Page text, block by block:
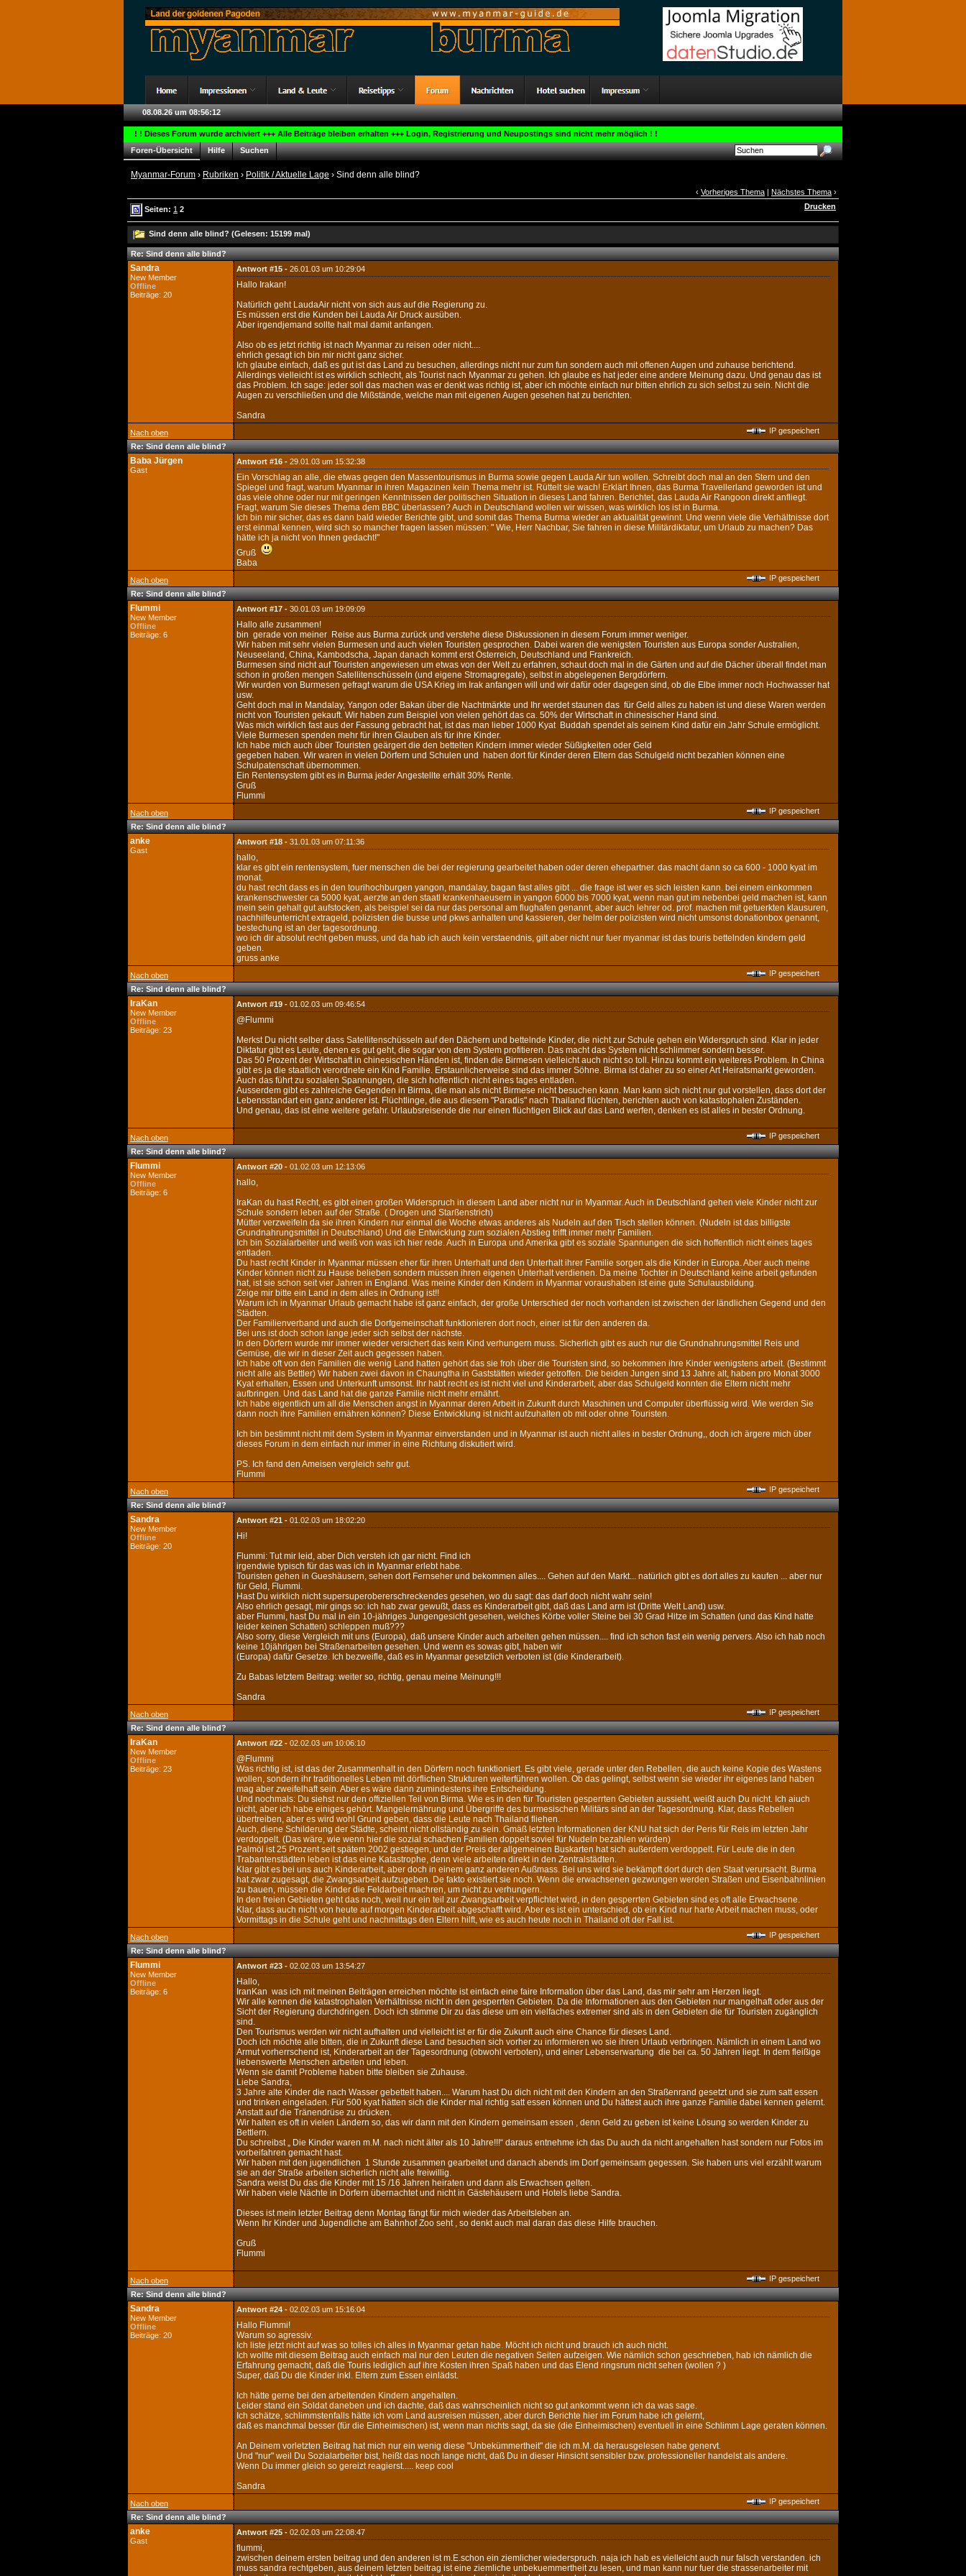
08.08.26 um 08:56:13
! ! Dieses Forum wurde archiviert +++ Alle Beiträge bleiben erhalten +++ Login, Registrierung und Neupostings sind nicht mehr möglich ! !
Foren-Übersicht
Hilfe Suchen
Myanmar-Forum › Rubriken › Politik / Aktuelle Lage › Sind denn alle blind?
‹ Vorheriges Thema | Nächstes Thema ›
Seiten: 1 2 Drucken
Sind denn alle blind? (Gelesen: 15199 mal)
Re: Sind denn alle blind?
Sandra
New Member
Offline
Beiträge: 20
Antwort #15 - 26.01.03 um 10:29:04
Hallo Irakan!
Natürlich geht LaudaAir nicht von sich aus auf die Regierung zu.
Es müssen erst die Kunden bei Lauda Air Druck ausüben.
Aber irgendjemand sollte halt mal damit anfangen.
Also ob es jetzt richtig ist nach Myanmar zu reisen oder nicht....
ehrlich gesagt ich bin mir nicht ganz sicher.
Ich glaube einfach, daß es gut ist das Land zu besuchen, allerdings nicht nur zum fun sondern auch mit offenen Augen und zuhause berichtend.
Allerdings vielleicht ist es wirklich schlecht, als Tourist nach Myanmar zu gehen. Ich glaube es hat jeder eine andere Meinung dazu. Und genau das ist
das Problem. Ich sage: jeder soll das machen was er denkt was richtig ist, aber ich möchte einfach nur bitten ehrlich zu sich selbst zu sein. Nicht die
Augen zu verschließen und die Mißstände, welche man mit eigenen Augen gesehen hat zu berichten.
Sandra
Nach oben
IP gespeichert
Re: Sind denn alle blind?
Baba Jürgen
Gast
Antwort #16 - 29.01.03 um 15:32:38
Ein Vorschlag an alle, die etwas gegen den Massentourismus in Burma sowie gegen Lauda Air tun wollen. Schreibt doch mal an den Stern und den
Spiegel und fragt, warum Myanmar in ihren Magazinen kein Thema mehr ist. Rüttelt sie wach! Erklärt Ihnen, das Burma Travellerland geworden ist und
das viele ohne oder nur mit geringen Kenntnissen der politischen Situation in dieses Land fahren. Berichtet, das Lauda Air Rangoon direkt anfliegt.
Fragt, warum Sie dieses Thema dem BBC überlassen? Auch in Deutschland wollen wir wissen, was wirklich los ist in Burma.
Ich bin mir sicher, das es dann bald wieder Berichte gibt, und somit das Thema Burma wieder an aktualität gewinnt. Und wenn viele die Verhältnisse dort
erst einmal kennen, wird sich so mancher fragen lassen müssen: " Wie, Herr Nachbar, Sie fahren in diese Militärdiktatur, um Urlaub zu machen? Das
hätte ich ja nicht von Ihnen gedacht!"
Gruß
Baba
Nach oben
IP gespeichert
Re: Sind denn alle blind?
Flummi
New Member
Offline
Beiträge: 6
Antwort #17 - 30.01.03 um 19:09:09
Hallo alle zusammen!
bin gerade von meiner Reise aus Burma zurück und verstehe diese Diskussionen in diesem Forum immer weniger.
Wir haben mit sehr vielen Burmesen und auch vielen Touristen gesprochen. Dabei waren die wenigsten Touristen aus Europa sonder Australien,
Neuseeland, China, Kambodscha, Japan danach kommt erst Österreich, Deutschland und Frankreich.
Burmesen sind nicht auf Touristen angewiesen um etwas von der Welt zu erfahren, schaut doch mal in die Gärten und auf die Dächer überall findet man
schon in großen mengen Satellitenschüsseln (und eigene Stromagregate), selbst in abgelegenen Bergdörfern.
Wir wurden von Burmesen gefragt warum die USA Krieg im Irak anfangen will und wir dafür oder dagegen sind, ob die Elbe immer noch Hochwasser hat
usw.
Geht doch mal in Mandalay, Yangon oder Bakan über die Nachtmärkte und Ihr werdet staunen das für Geld alles zu haben ist und diese Waren werden
nicht von Touristen gekauft. Wir haben zum Beispiel von vielen gehört das ca. 50% der Wirtschaft in chinesischer Hand sind.
Was mich wirklich fast aus der Fassung gebracht hat, ist das man lieber 1000 Kyat Buddah spendet als seinem Kind dafür ein Jahr Schule ermöglicht.
Viele Burmesen spenden mehr für ihren Glauben als für ihre Kinder.
Ich habe mich auch über Touristen geärgert die den bettelten Kindern immer wieder Süßigkeiten oder Geld
gegeben haben. Wir waren in vielen Dörfern und Schulen und haben dort für Kinder deren Eltern das Schulgeld nicht bezahlen können eine
Schulpatenschaft übernommen.
Ein Rentensystem gibt es in Burma jeder Angestellte erhält 30% Rente.
Gruß
Flummi
Nach oben
IP gespeichert
Re: Sind denn alle blind?
anke
Gast
Antwort #18 - 31.01.03 um 07:11:36
hallo,
klar es gibt ein rentensystem, fuer menschen die bei der regierung gearbeitet haben oder deren ehepartner. das macht dann so ca 600 - 1000 kyat im
monat.
du hast recht dass es in den tourihochburgen yangon, mandalay, bagan fast alles gibt ... die frage ist wer es sich leisten kann. bei einem einkommen
krankenschwester ca 5000 kyat, aerzte an den staatl krankenhaeusern in yangon 6000 bis 7000 kyat, wenn man gut im nebenbei geld machen ist, kann
mein sein gehalt gut aufstocken, als beispiel sei da nur das personal am flughafen genannt, aber auch lehrer od. prof. machen mit getuerkten klausuren,
nachhilfeunterricht extrageld, polizisten die busse und pkws anhalten und kassieren, der helm der polizisten wird nicht umsonst donationbox genannt,
bestechung ist an der tagesordnung.
wo ich dir absolut recht geben muss, und da hab ich auch kein verstaendnis, gilt aber nicht nur fuer myanmar ist das touris bettelnden kindern geld
geben.
gruss anke
Nach oben
IP gespeichert
Re: Sind denn alle blind?
IraKan
New Member
Offline
Beiträge: 23
Antwort #19 - 01.02.03 um 09:46:54
@Flummi
Merkst Du nicht selber dass Satellitenschüsseln auf den Dächern und bettelnde Kinder, die nicht zur Schule gehen ein Widerspruch sind. Klar in jeder
Diktatur gibt es Leute, denen es gut geht, die sogar von dem System profitieren. Das macht das System nicht schlimmer sondern besser.
Das 50 Prozent der Wirtschaft in chinesischen Händen ist, finden die Birmesen vielleicht auch nicht so toll. Hinzu kommt ein weiteres Problem. In China
gibt es ja die staatlich verordnete ein Kind Familie. Erstaunlicherweise sind das immer Söhne. Birma ist daher zu so einer Art Heiratsmarkt geworden.
Auch das führt zu sozialen Spannungen, die sich hoffentlich nicht eines tages entladen.
Ausserdem gibt es zahlreiche Gegenden in Birma, die man als nicht Birmese nicht besuchen kann. Man kann sich nicht nur gut vorstellen, dass dort der
Lebensstandart ein ganz anderer ist. Flüchtlinge, die aus diesem "Paradis" nach Thailand flüchten, berichten auch von katastophalen Zuständen.
Und genau, das ist eine weitere gefahr. Urlaubsreisende die nur einen flüchtigen Blick auf das Land werfen, denken es ist alles in bester Ordnung.
Nach oben
IP gespeichert
Re: Sind denn alle blind?
Flummi
New Member
Offline
Beiträge: 6
Antwort #20 - 01.02.03 um 12:13:06
hallo,
IraKan du hast Recht, es gibt einen großen Widerspruch in diesem Land aber nicht nur in Myanmar. Auch in Deutschland gehen viele Kinder nicht zur
Schule sondern leben auf der Straße. ( Drogen und Starßenstrich)
Mütter verzweifeln da sie ihren Kindern nur einmal die Woche etwas anderes als Nudeln auf den Tisch stellen können. (Nudeln ist das billigste
Grundnahrungsmittel in Deutschland) Und die Entwicklung zum sozialen Abstieg trifft immer mehr Familien.
Ich bin Sozialarbeiter und weiß von was ich hier rede. Auch in Europa und Amerika gibt es soziale Spannungen die sich hoffentlich nicht eines tages
entladen.
Du hast recht Kinder in Myanmar müssen eher für ihren Unterhalt und den Unterhalt ihrer Familie sorgen als die Kinder in Europa. Aber auch meine
Kinder können nicht zu Hause belieben sondern müssen ihren eigenen Unterhalt verdienen. Da meine Tochter in Deutschland keine arbeit gefunden
hat, ist sie schon seit vier Jahren in England. Was meine Kinder den Kindern in Myanmar voraushaben ist eine gute Schulausbildung.
Zeige mir bitte ein Land in dem alles in Ordnung ist!!
Warum ich in Myanmar Urlaub gemacht habe ist ganz einfach, der große Unterschied der noch vorhanden ist zwischen der ländlichen Gegend und den
Städten.
Der Familienverband und auch die Dorfgemeinschaft funktionieren dort noch, einer ist für den anderen da.
Bei uns ist doch schon lange jeder sich selbst der nächste.
In den Dörfern wurde mir immer wieder versichert das kein Kind verhungern muss. Sicherlich gibt es auch nur die Grundnahrungsmittel Reis und
Gemüse, die wir in dieser Zeit auch gegessen haben.
Ich habe oft von den Familien die wenig Land hatten gehört das sie froh über die Touristen sind, so bekommen ihre Kinder wenigstens arbeit. (Bestimmt
nicht alle als Bettler) Wir haben zwei davon in Chaungtha in Gaststätten wieder getroffen. Die beiden Jungen sind 13 Jahre alt, haben pro Monat 3000
Kyat erhalten, Essen und Unterkunft umsonst. Ihr habt recht es ist nicht viel und Kinderarbeit, aber das Schulgeld konnten die Eltern nicht mehr
aufbringen. Und das Land hat die ganze Familie nicht mehr ernährt.
Ich habe eigentlich um all die Menschen angst in Myanmar deren Arbeit in Zukunft durch Maschinen und Computer überflüssig wird. Wie werden Sie
dann noch ihre Familien ernähren können? Diese Entwicklung ist nicht aufzuhalten ob mit oder ohne Touristen.
Ich bin bestimmt nicht mit dem System in Myanmar einverstanden und in Myanmar ist auch nicht alles in bester Ordnung,, doch ich ärgere mich über
dieses Forum in dem einfach nur immer in eine Richtung diskutiert wird.
PS. Ich fand den Ameisen vergleich sehr gut.
Flummi
Nach oben
IP gespeichert
Re: Sind denn alle blind?
Sandra
New Member
Offline
Beiträge: 20
Antwort #21 - 01.02.03 um 18:02:20
Hi!
Flummi: Tut mir leid, aber Dich versteh ich gar nicht. Find ich
irgendwie typisch für das was ich in Myanmar erlebt habe.
Touristen gehen in Gueshäusern, sehen dort Fernseher und bekommen alles.... Gehen auf den Markt... natürlich gibt es dort alles zu kaufen ... aber nur
für Geld, Flummi.
Hast Du wirklich nicht supersuperobererschreckendes gesehen, wo du sagt: das darf doch nicht wahr sein!
Also ehrlich gesagt, mir gings so: ich hab zwar gewußt, dass es Kinderarbeit gibt, daß das Land arm ist (Dritte Welt Land) usw.
aber Flummi, hast Du mal in ein 10-jähriges Jungengesicht gesehen, welches Körbe voller Steine bei 30 Grad Hitze im Schatten (und das Kind hatte
leider keinen Schatten) schleppen muß???
Also sorry, diese Vergleich mit uns (Europa), daß unsere Kinder auch arbeiten gehen müssen.... find ich schon fast ein wenig pervers. Also ich hab noch
keine 10jährigen bei Straßenarbeiten gesehen. Und wenn es sowas gibt, haben wir
(Europa) dafür Gesetze. Ich bezweifle, daß es in Myanmar gesetzlich verboten ist (die Kinderarbeit).
Zu Babas letztem Beitrag: weiter so, richtig, genau meine Meinung!!!
Sandra
Nach oben
IP gespeichert
Re: Sind denn alle blind?
IraKan
New Member
Offline
Beiträge: 23
Antwort #22 - 02.02.03 um 10:06:10
@Flummi
Was richtig ist, ist das der Zusammenhalt in den Dörfern noch funktioniert. Es gibt viele, gerade unter den Rebellen, die auch keine Kopie des Wastens
wollen, sondern ihr traditionelles Leben mit dörflichen Strukturen weiterführen wollen. Ob das gelingt, selbst wenn sie wieder ihr eigenes land haben
mag aber zweifelhaft sein. Aber es wäre dann zumindestens ihre Entscheidung.
Und nochmals: Du siehst nur den offiziellen Teil von Birma. Wie es in den für Touristen gesperrten Gebieten aussieht, weißt auch Du nicht. Ich aiuch
nicht, aber ich habe einiges gehört. Mangelernährung und Übergriffe des burmesischen Militärs sind an der Tagesordnung. Klar, dass Rebellen
übertreiben, aber es wird wohl Grund geben, dass die Leute nach Thailand fliehen.
Auch, diene Schilderung der Städte, scheint nicht ollständig zu sein. Gmäß letzten Informationen der KNU hat sich der Peris für Reis im letzten Jahr
verdoppelt. (Das wäre, wie wenn hier die sozial schachen Familien doppelt soviel für Nudeln bezahlen würden)
Palmöl ist 25 Prozent seit spätem 2002 gestiegen, und der Preis der allgemeinen Buskarten hat sich außerdem verdoppelt. Für Leute die in den
Trabantenstädten leben ist das eine Katastrophe, denn viele arbeiten direkt in den Zentralstädten.
Klar gibt es bei uns auch Kinderarbeit, aber doch in einem ganz anderen Außmass. Bei uns wird sie bekämpft dort durch den Staat verursacht. Burma
hat zwar zugesagt, die Zwangsarbeit aufzugeben. De fakto existiert sie noch. Wenn die erwachsenen gezwungen werden Straßen und Eisenbahnlinien
zu bauen, müssen die Kinder die Feldarbeit machren, um nicht zu verhungern.
In den freien Gebieten geht das noch, weil nur ein teil zur Zwangsarbeit verpflichtet wird, in den gesperrten Gebieten sind es oft alle Erwachsene.
Klar, dass auch nicht von heute auf morgen Kinderarbeit abgeschafft wird. Aber es ist ein unterschied, ob ein Kind nur harte Arbeit machen muss, oder
Vormittags in die Schule geht und nachmittags den Eltern hilft, wie es auch heute noch in Thailand oft der Fall ist.
Nach oben
IP gespeichert
Re: Sind denn alle blind?
Flummi
New Member
Offline
Beiträge: 6
Antwort #23 - 02.02.03 um 13:54:27
Hallo,
IranKan was ich mit meinen Beiträgen erreichen möchte ist einfach eine faire Information über das Land, das mir sehr am Herzen liegt.
Wir alle kennen die katastrophalen Verhältnisse nicht in den gesperrten Gebieten. Da die Informationen aus den Gebieten nur mangelhaft oder aus der
Sicht der Regierung durchdringen. Doch ich stimme Dir zu das diese um ein vielfaches extremer sind als in den Gebieten die für Touristen zugänglich
sind.
Den Tourismus werden wir nicht aufhalten und vielleicht ist er für die Zukunft auch eine Chance für dieses Land.
Doch ich möchte alle bitten, die in Zukunft diese Land besuchen sich vorher zu informieren wo sie ihren Urlaub verbringen. Nämlich in einem Land wo
Armut vorherrschend ist, Kinderarbeit an der Tagesordnung (obwohl verboten), und einer Lebenserwartung die bei ca. 50 Jahren liegt. In dem fleißige
liebenswerte Menschen arbeiten und leben.
Wenn sie damit Probleme haben bitte bleiben sie Zuhause.
Liebe Sandra,
3 Jahre alte Kinder die nach Wasser gebettelt haben.... Warum hast Du dich nicht mit den Kindern an den Straßenrand gesetzt und sie zum satt essen
und trinken eingeladen. Für 500 kyat hätten sich die Kinder mal richtig satt essen können und Du hättest auch ihre ganze Familie dabei kennen gelernt.
Anstatt auf die Tränendrüse zu drücken.
Wir halten es oft in vielen Ländern so, das wir dann mit den Kindern gemeinsam essen , denn Geld zu geben ist keine Lösung so werden Kinder zu
Bettlern.
Du schreibst „ Die Kinder waren m.M. nach nicht älter als 10 Jahre!!!“ daraus entnehme ich das Du auch da nicht angehalten hast sondern nur Fotos im
vorbeifahren gemacht hast.
Wir haben mit den jugendlichen 1 Stunde zusammen gearbeitet und danach abends im Dorf gemeinsam gegessen. Sie haben uns viel erzählt warum
sie an der Straße arbeiten sicherlich nicht alle freiwillig.
Sandra weist Du das die Kinder mit 15 /16 Jahren heiraten und dann als Erwachsen gelten.
Wir haben viele Nächte in Dörfern übernachtet und nicht in Gästehäusern und Hotels liebe Sandra.
Dieses ist mein letzter Beitrag denn Montag fängt für mich wieder das Arbeitsleben an.
Wenn Ihr Kinder und Jugendliche am Bahnhof Zoo seht , so denkt auch mal daran das diese Hilfe brauchen.
Gruß
Flummi
Nach oben
IP gespeichert
Re: Sind denn alle blind?
Sandra
New Member
Offline
Beiträge: 20
Antwort #24 - 02.02.03 um 15:16:04
Hallo Flummi!
Warum so agressiv.
Ich liste jetzt nicht auf was so tolles ich alles in Myanmar getan habe. Möcht ich nicht und brauch ich auch nicht.
Ich wollte mit diesem Beitrag auch einfach mal nur den Leuten die negativen Seiten aufzeigen. Wie nämlich schon geschrieben, hab ich nämlich die
Erfahrung gemacht, daß die Touris lediglich auf ihre Kosten ihren Spaß haben und das Elend ringsrum nicht sehen (wollen ? )
Super, daß Du die Kinder inkl. Eltern zum Essen einlädst.
Ich hätte gerne bei den arbeitenden Kindern angehalten.
Leider stand ein Soldat daneben und ich dachte, daß das wahrscheinlich nicht so gut ankommt wenn ich da was sage.
Ich schätze, schlimmstenfalls hätte ich vom Land ausreisen müssen, aber durch Berichte hier im Forum habe ich gelernt,
daß es manchmal besser (für die Einheimischen) ist, wenn man nichts sagt, da sie (die Einheimischen) eventuell in eine Schlimm Lage geraten können.
An Deinem vorletzten Beitrag hat mich nur ein wenig diese "Unbekümmertheit" die ich m.M. da herausgelesen habe genervt.
Und "nur" weil Du Sozialarbeiter bist, heißt das noch lange nicht, daß Du in dieser Hinsicht sensibler bzw. professioneller handelst als andere.
Wenn Du immer gleich so gereizt reagierst..... keep cool
Sandra
Nach oben
IP gespeichert
Re: Sind denn alle blind?
anke
Gast
Antwort #25 - 02.02.03 um 22:08:47
flummi,
zwischen deinem ersten beitrag und den anderen ist m.E.schon ein ziemlicher wiederspruch. naja ich hab es vielleicht auch nur falsch verstanden. ich
muss sandra rechtgeben, aus deinem letzten beitrag ist eine ziemliche unbekuemmertheit zu lesen, und man kann nur fuer die strassenarbeiter mit